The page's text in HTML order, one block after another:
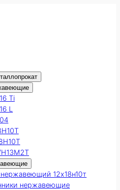
Ti
L
12х18н10т
нержавеющие